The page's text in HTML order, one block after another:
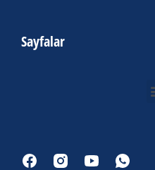
Sayfalar